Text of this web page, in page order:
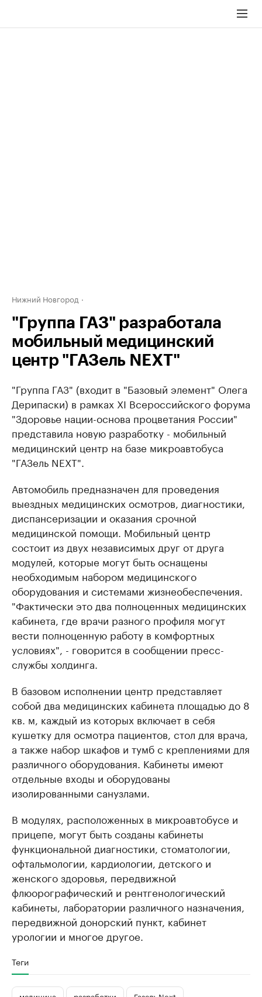
Нижний Новгород
"Группа ГАЗ" разработала
мобильный медицинский
центр "ГАЗель NEXT"
"Группа ГАЗ" (входит в "Базовый элемент" Олега
Дерипаски) в рамках XI Всероссийского форума
"Здоровье нации-основа процветания России"
представила новую разработку - мобильный
медицинский центр на базе микроавтобуса
"ГАЗель NEXT".
Автомобиль предназначен для проведения
выездных медицинских осмотров, диагностики,
диспансеризации и оказания срочной
медицинской помощи. Мобильный центр
состоит из двух независимых друг от друга
модулей, которые могут быть оснащены
необходимым набором медицинского
оборудования и системами жизнеобеспечения.
"Фактически это два полноценных медицинских
кабинета, где врачи разного профиля могут
вести полноценную работу в комфортных
условиях", - говорится в сообщении пресс-
службы холдинга.
В базовом исполнении центр представляет
собой два медицинских кабинета площадью до 8
кв. м, каждый из которых включает в себя
кушетку для осмотра пациентов, стол для врача,
а также набор шкафов и тумб с креплениями для
различного оборудования. Кабинеты имеют
отдельные входы и оборудованы
изолированными санузлами.
В модулях, расположенных в микроавтобусе и
прицепе, могут быть созданы кабинеты
функциональной диагностики, стоматологии,
офтальмологии, кардиологии, детского и
женского здоровья, передвижной
флюорографический и рентгенологический
кабинеты, лаборатории различного назначения,
передвижной донорский пункт, кабинет
урологии и многое другое.
Теги